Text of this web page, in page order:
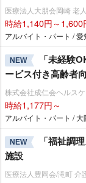
医療法人大朋会岡崎 老
時給1,140円～1,600
アルバイト・パート / 愛
NEW
「未経験
ービス付き高齢者
株式会社成仁会ヘルス
時給1,177円～
アルバイト・パート / 大
NEW
「福祉調
施設
医療法人豊岡会/滝町 介